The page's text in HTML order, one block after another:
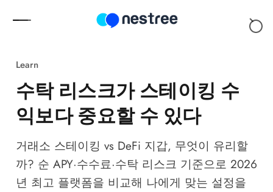
Learn
수탁 리스크가 스테이킹 수
익보다 중요할 수 있다
거래소 스테이킹 vs DeFi 지갑, 무엇이 유리할
까? 순 APY·수수료·수탁 리스크 기준으로 2026
년 최고 플랫폼을 비교해 나에게 맞는 설정을